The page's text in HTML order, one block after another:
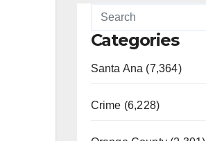
Categories
Santa Ana (7,364)
Crime (6,228)